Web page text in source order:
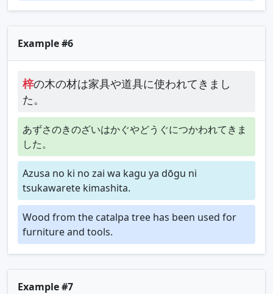
Example #6
梓の木の材は家具や道具に使われてきまし
た。
あずさのきのざいはかぐやどうぐにつかわれてきま
した。
Azusa no ki no zai wa kagu ya dōgu ni
tsukawarete kimashita.
Wood from the catalpa tree has been used for
furniture and tools.
Example #7